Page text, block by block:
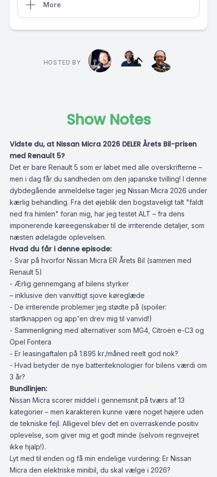
More
HOSTED BY
Show Notes
Vidste du, at Nissan Micra 2026 DELER Årets Bil-prisen
med Renault 5?
Det er bare Renault 5 som er løbet med alle overskrifterne –
men i dag får du sandheden om den japanske tvilling! I denne
dybdegående anmeldelse tager jeg Nissan Micra 2026 under
kærlig behandling. Fra det øjeblik den bogstaveligt talt "faldt
ned fra himlen" foran mig, har jeg testet ALT – fra dens
imponerende køreegenskaber til de irriterende detaljer, som
næsten ødelagde oplevelsen.
Hvad du får i denne episode:
- Svar på hvorfor Nissan Micra ER Årets Bil (sammen med
Renault 5)
- Ærlig gennemgang af bilens styrker
– inklusive den vanvittigt sjove køreglæde
- De irriterende problemer jeg stødte på (spoiler:
startknappen og app'en drev mig til vanvid!)
- Sammenligning med alternativer som MG4, Citroën e-C3 og
Opel Fontera
- Er leasingaftalen på 1.895 kr./måned reelt god nok?
- Hvad betyder de nye batteriteknologier for bilens værdi om
3 år?
Bundlinjen:
Nissan Micra scorer middel i gennemsnit på tværs af 13
kategorier – men karakteren kunne være noget højere uden
de tekniske fejl. Alligevel blev det en overraskende positiv
oplevelse, som giver mig et godt minde (selvom regnvejret
ikke hjalp!).
Lyt med til enden og få min endelige vurdering: Er Nissan
Micra den elektriske minibil, du skal vælge i 2026?